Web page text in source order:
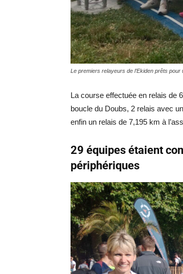
Le premiers relayeurs de l’Ekiden prêts
La course effectuée en relais de
boucle du Doubs, 2 relais avec
enfin un relais de 7,195 km à
29 équipes étaient
périphériques